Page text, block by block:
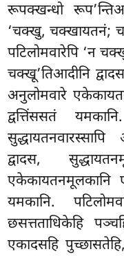
रूपक्खन्धो
‘चक्खु, चक्खायतनं;
पटिलोमवारेपि ‘न
चक्खू’तिआदीनि
अनुलोमवारे
द्वत्तिंससतं
द्वादस,
एकेकायतनमूलकानि
यमकानि.
छसत्तताधिकेहि
एकादसहि